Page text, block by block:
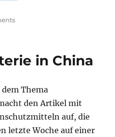
on
Herkunftsbezeichnung?
in China
Thema
den Artikel mit
auf, die
letzte Woche auf einer